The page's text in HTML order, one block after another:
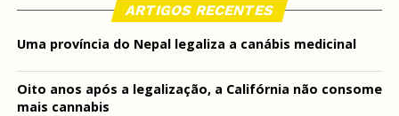
ARTIGOS RECENTES
Uma província do Nepal legaliza a canábis medicinal
Oito anos após a legalização, a Califórnia não consome
mais cannabis